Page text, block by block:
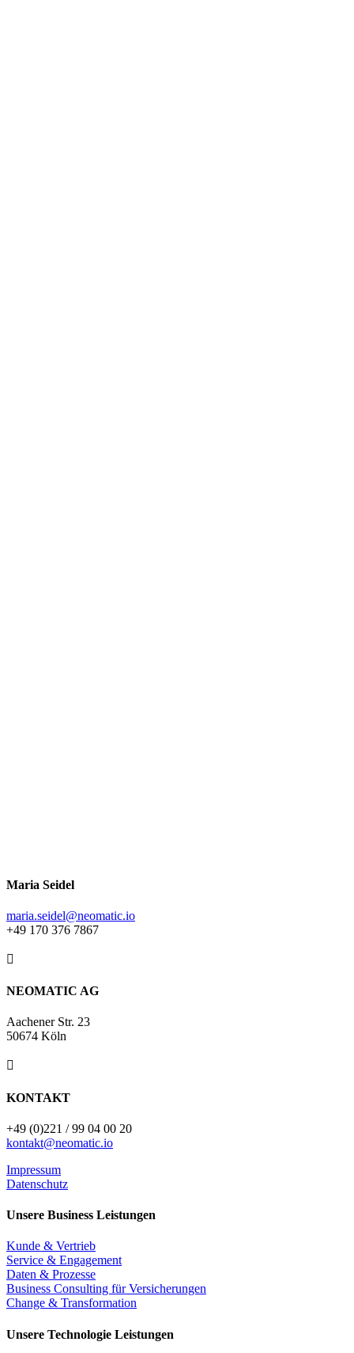
Maria Seidel
maria.seidel@neomatic.io
+49 170 376 7867

NEOMATIC AG
Aachener Str. 23
50674 Köln

KONTAKT
+49 (0)221 / 99 04 00 20
kontakt@neomatic.io
Impressum
Datenschutz
Unsere Business Leistungen
Kunde & Vertrieb
Service & Engagement
Daten & Prozesse
Business Consulting für Versicherungen
Change & Transformation
Unsere Technologie Leistungen